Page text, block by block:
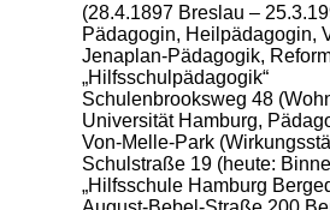
(28.4.1897 Breslau –
Pädagogin, Heilpädagogin,
Jenaplan-Pädagogik,
„Hilfsschulpädagogik“
Schulenbrooksweg 48
Universität Hamburg,
Von-Melle-Park
Schulstraße 19 (heute:
„Hilfsschule Hamburg